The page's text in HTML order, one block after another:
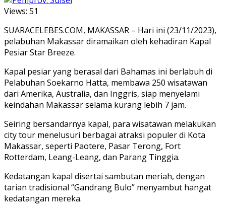
Views: 51
SUARACELEBES.COM, MAKASSAR – Hari ini (23/11/2023),
pelabuhan Makassar diramaikan oleh kehadiran Kapal
Pesiar Star Breeze.
Kapal pesiar yang berasal dari Bahamas ini berlabuh di
Pelabuhan Soekarno Hatta, membawa 250 wisatawan
dari Amerika, Australia, dan Inggris, siap menyelami
keindahan Makassar selama kurang lebih 7 jam.
Seiring bersandarnya kapal, para wisatawan melakukan
city tour menelusuri berbagai atraksi populer di Kota
Makassar, seperti Paotere, Pasar Terong, Fort
Rotterdam, Leang-Leang, dan Parang Tinggia.
Kedatangan kapal disertai sambutan meriah, dengan
tarian tradisional “Gandrang Bulo” menyambut hangat
kedatangan mereka.